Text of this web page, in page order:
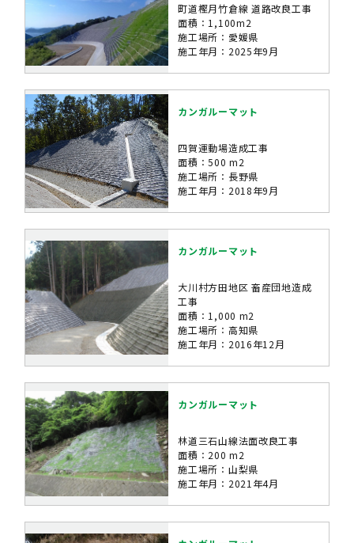
町道樫月竹倉線 道路改良工事
面積：1,100m2
施工場所：愛媛県
施工年月：2025年9月
カンガルーマット
四賀運動場造成工事
面積：500 m2
施工場所：長野県
施工年月：2018年9月
カンガルーマット
大川村方田地区 畜産団地造成
工事
面積：1,000 m2
施工場所：高知県
施工年月：2016年12月
カンガルーマット
林道三石山線法面改良工事
面積：200 m2
施工場所：山梨県
施工年月：2021年4月